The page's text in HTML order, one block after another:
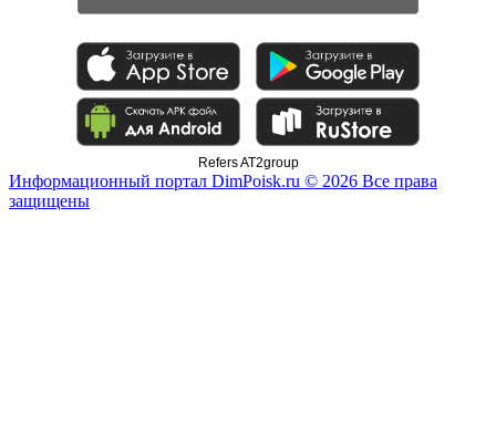
Refers AT2group
Информационный портал DimPoisk.ru © 2026 Все права
защищены